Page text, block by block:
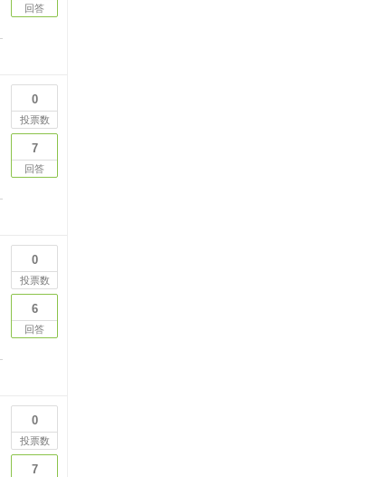
回答
0
投票数
7
回答
0
投票数
6
回答
0
投票数
7